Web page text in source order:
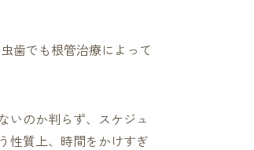
歯でも根管治療によって
いのか判らず、スケジュ
性質上、時間をかけすぎ